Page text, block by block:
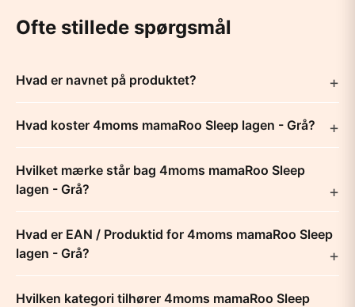
Ofte stillede spørgsmål
Hvad er navnet på produktet?
Hvad koster 4moms mamaRoo Sleep lagen - Grå?
Hvilket mærke står bag 4moms mamaRoo Sleep
lagen - Grå?
Hvad er EAN / Produktid for 4moms mamaRoo Sleep
lagen - Grå?
Hvilken kategori tilhører 4moms mamaRoo Sleep